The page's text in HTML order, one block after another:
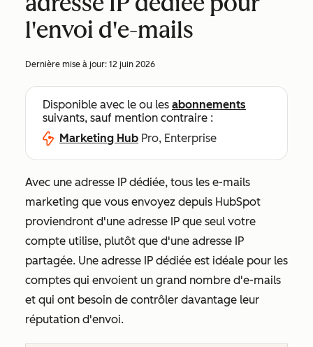
l'envoi d'e-mails
Dernière mise à jour: 12 juin 2026
Disponible avec le ou les abonnements
suivants, sauf mention contraire :
Marketing Hub Pro, Enterprise
Avec une adresse IP dédiée, tous les e-mails
marketing que vous envoyez depuis HubSpot
proviendront d'une adresse IP que seul votre
compte utilise, plutôt que d'une adresse IP
partagée. Une adresse IP dédiée est idéale pour les
comptes qui envoient un grand nombre d'e-mails
et qui ont besoin de contrôler davantage leur
réputation d'envoi.